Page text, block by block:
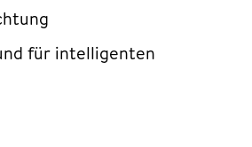
für intelligenten